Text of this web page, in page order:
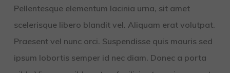
Pellentesque elementum lacinia urna, sit amet
scelerisque libero blandit vel. Aliquam erat volutpat.
Praesent vel nunc orci. Suspendisse quis mauris sed
ipsum lobortis semper id nec diam. Donec a porta